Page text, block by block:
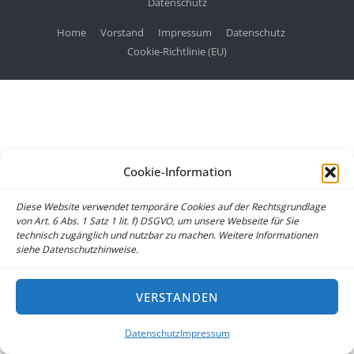
Cookie-Information
Diese Website verwendet temporäre Cookies auf der Rechtsgrundlage
von Art. 6 Abs. 1 Satz 1 lit. f) DSGVO, um unsere Webseite für Sie
technisch zugänglich und nutzbar zu machen. Weitere Informationen
siehe Datenschutzhinweise.
VERSTANDEN
DatenschutzImpressum
Home Vorstand Impressum
Datenschutz
Cookie-Richtlinie (EU)